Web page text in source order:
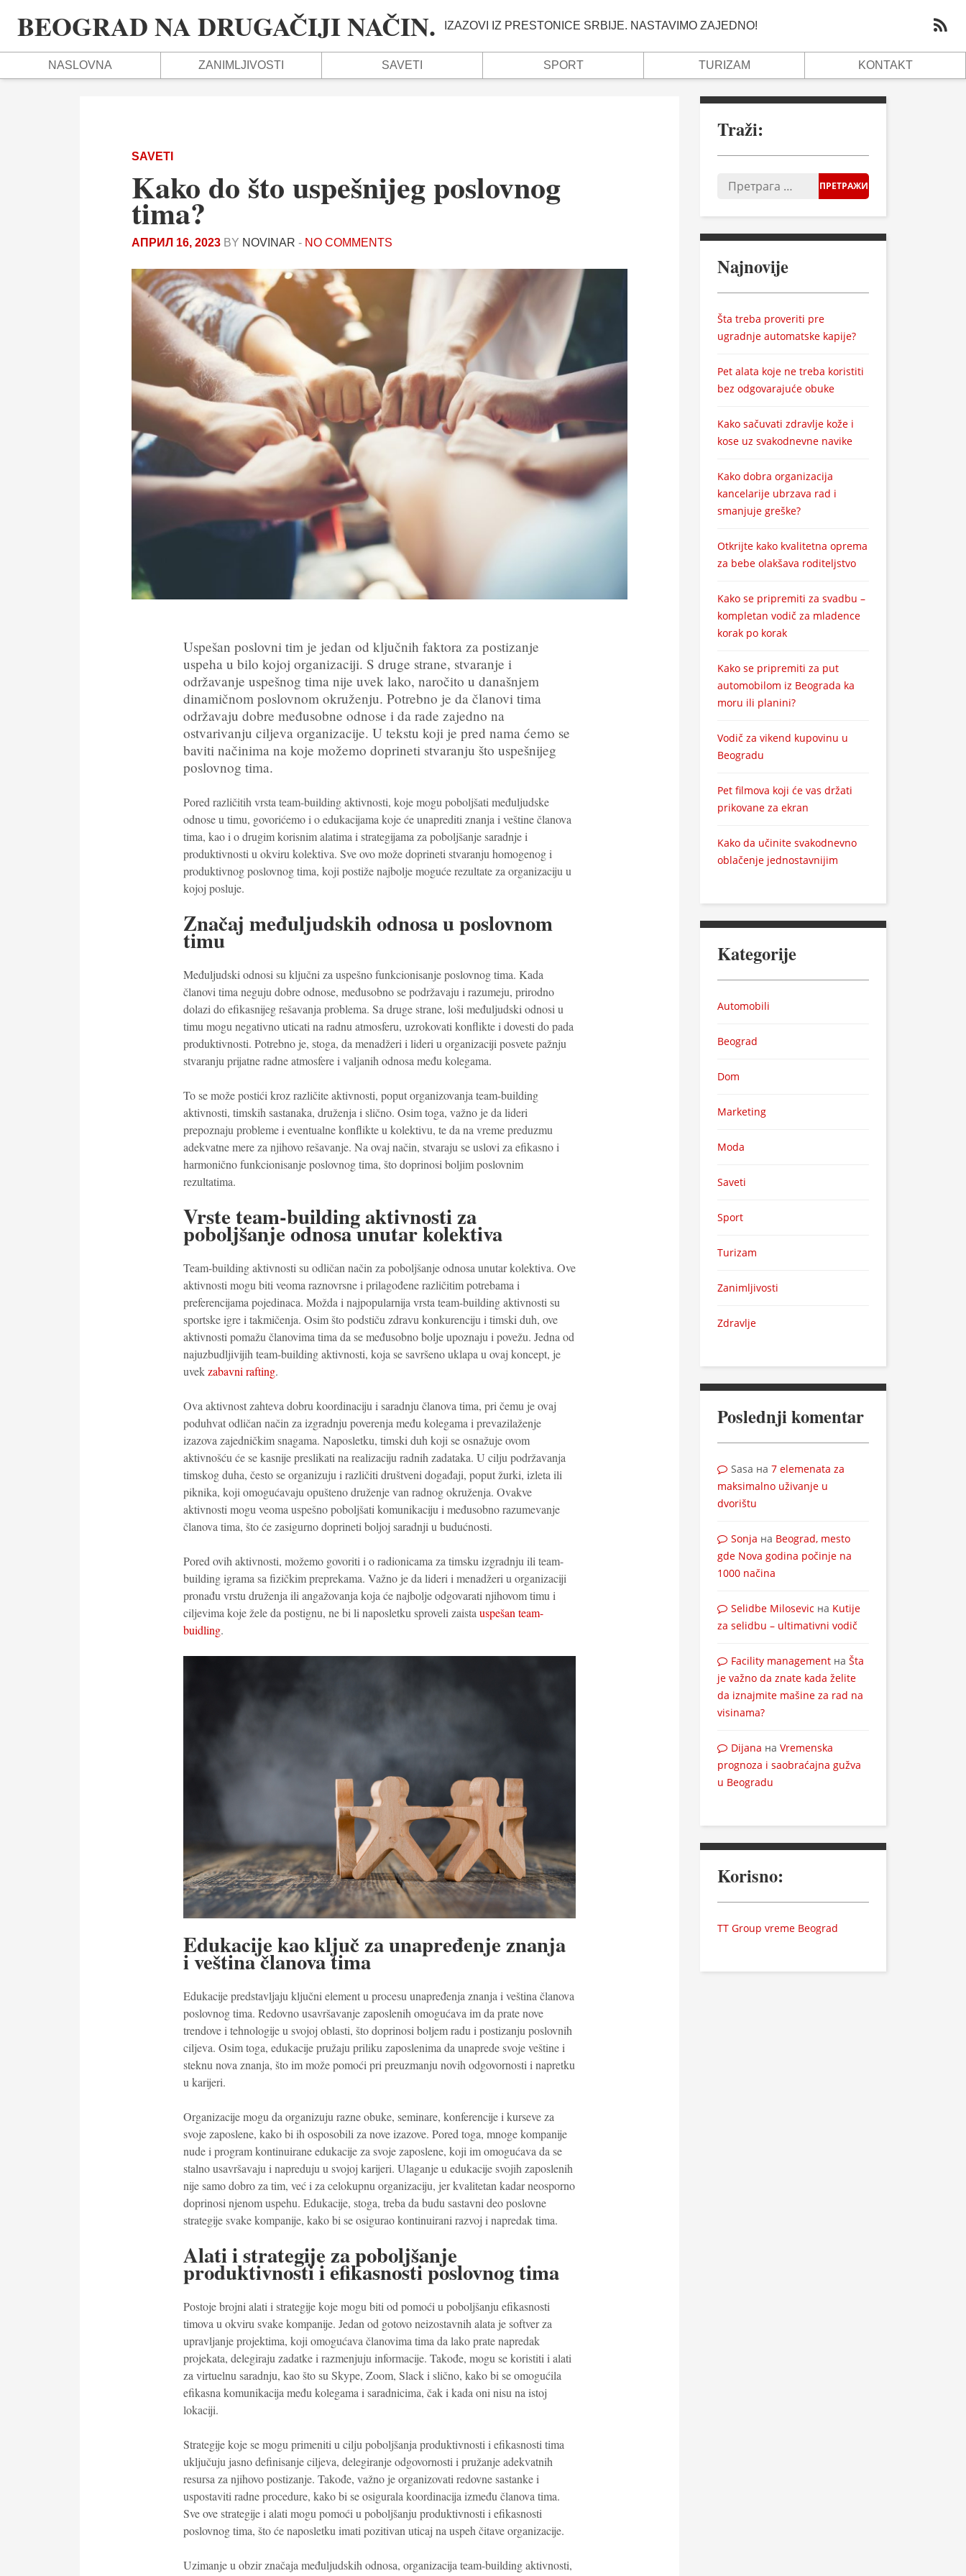
BEOGRAD NA DRUGAČIJI NAČIN. IZAZOVI IZ PRESTONICE SRBIJE. NASTAVIMO ZAJEDNO!
NASLOVNA ZANIMLJIVOSTI SAVETI SPORT TURIZAM KONTAKT
SAVETI
Kako do što uspešnijeg poslovnog
tima?
АПРИЛ 16, 2023 BY NOVINAR - NO COMMENTS
Uspešan poslovni tim je jedan od ključnih faktora za postizanje
uspeha u bilo kojoj organizaciji. S druge strane, stvaranje i
održavanje uspešnog tima nije uvek lako, naročito u današnjem
dinamičnom poslovnom okruženju. Potrebno je da članovi tima
održavaju dobre međusobne odnose i da rade zajedno na
ostvarivanju ciljeva organizacije. U tekstu koji je pred nama ćemo se
baviti načinima na koje možemo doprineti stvaranju što uspešnijeg
poslovnog tima.
Pored različitih vrsta team-building aktivnosti, koje mogu poboljšati međuljudske
odnose u timu, govorićemo i o edukacijama koje će unaprediti znanja i veštine članova
tima, kao i o drugim korisnim alatima i strategijama za poboljšanje saradnje i
produktivnosti u okviru kolektiva. Sve ovo može doprineti stvaranju homogenog i
produktivnog poslovnog tima, koji postiže najbolje moguće rezultate za organizaciju u
kojoj posluje.
Značaj međuljudskih odnosa u poslovnom
timu
Međuljudski odnosi su ključni za uspešno funkcionisanje poslovnog tima. Kada
članovi tima neguju dobre odnose, međusobno se podržavaju i razumeju, prirodno
dolazi do efikasnijeg rešavanja problema. Sa druge strane, loši međuljudski odnosi u
timu mogu negativno uticati na radnu atmosferu, uzrokovati konflikte i dovesti do pada
produktivnosti. Potrebno je, stoga, da menadžeri i lideri u organizaciji posvete pažnju
stvaranju prijatne radne atmosfere i valjanih odnosa među kolegama.
To se može postići kroz različite aktivnosti, poput organizovanja team-building
aktivnosti, timskih sastanaka, druženja i slično. Osim toga, važno je da lideri
prepoznaju probleme i eventualne konflikte u kolektivu, te da na vreme preduzmu
adekvatne mere za njihovo rešavanje. Na ovaj način, stvaraju se uslovi za efikasno i
harmonično funkcionisanje poslovnog tima, što doprinosi boljim poslovnim
rezultatima.
Vrste team-building aktivnosti za
poboljšanje odnosa unutar kolektiva
Team-building aktivnosti su odličan način za poboljšanje odnosa unutar kolektiva. Ove
aktivnosti mogu biti veoma raznovrsne i prilagođene različitim potrebama i
preferencijama pojedinaca. Možda i najpopularnija vrsta team-building aktivnosti su
sportske igre i takmičenja. Osim što podstiču zdravu konkurenciju i timski duh, ove
aktivnosti pomažu članovima tima da se međusobno bolje upoznaju i povežu. Jedna od
najuzbudljivijih team-building aktivnosti, koja se savršeno uklapa u ovaj koncept, je
uvekzabavni rafting.
Ova aktivnost zahteva dobru koordinaciju i saradnju članova tima, pri čemu je ovaj
poduhvat odličan način za izgradnju poverenja među kolegama i prevazilaženje
izazova zajedničkim snagama. Naposletku, timski duh koji se osnažuje ovom
aktivnošću će se kasnije preslikati na realizaciju radnih zadataka. U cilju podržavanja
timskog duha, često se organizuju i različiti društveni događaji, poput žurki, izleta ili
piknika, koji omogućavaju opušteno druženje van radnog okruženja. Ovakve
aktivnosti mogu veoma uspešno poboljšati komunikaciju i međusobno razumevanje
članova tima, što će zasigurno doprineti boljoj saradnji u budućnosti.
Pored ovih aktivnosti, možemo govoriti i o radionicama za timsku izgradnju ili team-
building igrama sa fizičkim preprekama. Važno je da lideri i menadžeri u organizaciji
pronađu vrstu druženja ili angažovanja koja će najbolje odgovarati njihovom timu i
ciljevima koje žele da postignu, ne bi li naposletku sproveli zaista uspešan team-
buidling.
Edukacije kao ključ za unapređenje znanja
i veština članova tima
Edukacije predstavljaju ključni element u procesu unapređenja znanja i veština članova
poslovnog tima. Redovno usavršavanje zaposlenih omogućava im da prate nove
trendove i tehnologije u svojoj oblasti, što doprinosi boljem radu i postizanju poslovnih
ciljeva. Osim toga, edukacije pružaju priliku zaposlenima da unaprede svoje veštine i
steknu nova znanja, što im može pomoći pri preuzmanju novih odgovornosti i napretku
u karijeri.
Organizacije mogu da organizuju razne obuke, seminare, konferencije i kurseve za
svoje zaposlene, kako bi ih osposobili za nove izazove. Pored toga, mnoge kompanije
nude i program kontinuirane edukacije za svoje zaposlene, koji im omogućava da se
stalno usavršavaju i napreduju u svojoj karijeri. Ulaganje u edukacije svojih zaposlenih
nije samo dobro za tim, već i za celokupnu organizaciju, jer kvalitetan kadar neosporno
doprinosi njenom uspehu. Edukacije, stoga, treba da budu sastavni deo poslovne
strategije svake kompanije, kako bi se osigurao kontinuirani razvoj i napredak tima.
Alati i strategije za poboljšanje
produktivnosti i efikasnosti poslovnog tima
Postoje brojni alati i strategije koje mogu biti od pomoći u poboljšanju efikasnosti
timova u okviru svake kompanije. Jedan od gotovo neizostavnih alata je softver za
upravljanje projektima, koji omogućava članovima tima da lako prate napredak
projekata, delegiraju zadatke i razmenjuju informacije. Takođe, mogu se koristiti i alati
za virtuelnu saradnju, kao što su Skype, Zoom, Slack i slično, kako bi se omogućila
efikasna komunikacija među kolegama i saradnicima, čak i kada oni nisu na istoj
lokaciji.
Strategije koje se mogu primeniti u cilju poboljšanja produktivnosti i efikasnosti tima
uključuju jasno definisanje ciljeva, delegiranje odgovornosti i pružanje adekvatnih
resursa za njihovo postizanje. Takođe, važno je organizovati redovne sastanke i
uspostaviti radne procedure, kako bi se osigurala koordinacija između članova tima.
Sve ove strategije i alati mogu pomoći u poboljšanju produktivnosti i efikasnosti
poslovnog tima, što će naposletku imati pozitivan uticaj na uspeh čitave organizacije.
Uzimanje u obzir značaja međuljudskih odnosa, organizacija team-building aktivnosti,
Traži:
Najnovije
Šta treba proveriti pre
ugradnje automatske kapije?
Pet alata koje ne treba koristiti
bez odgovarajuće obuke
Kako sačuvati zdravlje kože i
kose uz svakodnevne navike
Kako dobra organizacija
kancelarije ubrzava rad i
smanjuje greške?
Otkrijte kako kvalitetna oprema
za bebe olakšava roditeljstvo
Kako se pripremiti za svadbu –
kompletan vodič za mladence
korak po korak
Kako se pripremiti za put
automobilom iz Beograda ka
moru ili planini?
Vodič za vikend kupovinu u
Beogradu
Pet filmova koji će vas držati
prikovane za ekran
Kako da učinite svakodnevno
oblačenje jednostavnijim
Kategorije
Automobili
Beograd
Dom
Marketing
Moda
Saveti
Sport
Turizam
Zanimljivosti
Zdravlje
Poslednji komentar
Sasa на7 elemenata za
maksimalno uživanje u
dvorištu
Sonja на Beograd, mesto
gde Nova godina počinje na
1000 načina
Selidbe Milosevic на Kutije
za selidbu – ultimativni vodič
Facility management наŠta
je važno da znate kada želite
da iznajmite mašine za rad na
visinama?
Dijana наVremenska
prognoza i saobraćajna gužva
u Beogradu
Korisno:
TT Group vreme Beograd